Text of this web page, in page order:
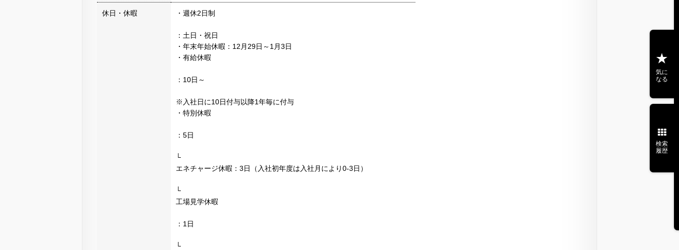
休日・休暇 ・週休2日制
：土日・祝日
・年末年始休暇：12月29日～1月3日
・有給休暇
：10日～
※入社日に10日付与以降1年毎に付与
・特別休暇
：5日
└
エネチャージ休暇：3日（入社初年度は入社月により0-3日）
└
工場見学休暇
：1日
└
気に
なる
検索
履歴